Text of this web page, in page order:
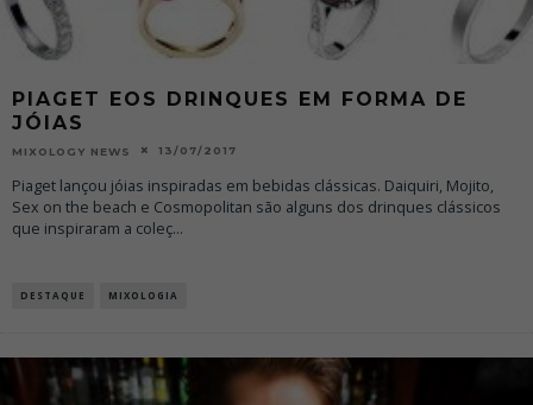
PIAGET EOS DRINQUES EM FORMA DE
JÓIAS
MIXOLOGY NEWS 13/07/2017
Piaget lançou jóias inspiradas em bebidas clássicas. Daiquiri, Mojito,
Sex on the beach e Cosmopolitan são alguns dos drinques clássicos
que inspiraram a coleç...
DESTAQUE MIXOLOGIA